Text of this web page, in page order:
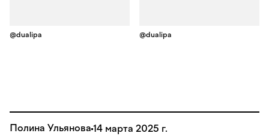
@dualipa @dualipa
Полина Ульянова 14 марта 2025 г.